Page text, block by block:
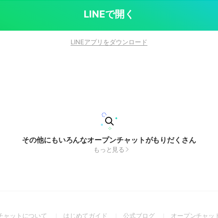
LINEで開く
LINEアプリをダウンロード
その他にもいろんなオープンチャットがもりだくさん
もっと見る
ャットについて (Openはじめてガイド (Open公式ブログ (Openオープンチャッ